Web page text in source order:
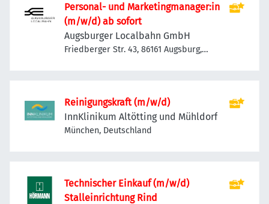
Personal- und Marketingmanager:in
(m/w/d) ab sofort
Augsburger Localbahn GmbH
Friedberger Str. 43, 86161 Augsburg,
Reinigungskraft (m/w/d)
InnKlinikum Altötting und Mühldorf
München, Deutschland
Technischer Einkauf (m/w/d)
Stalleinrichtung Rind